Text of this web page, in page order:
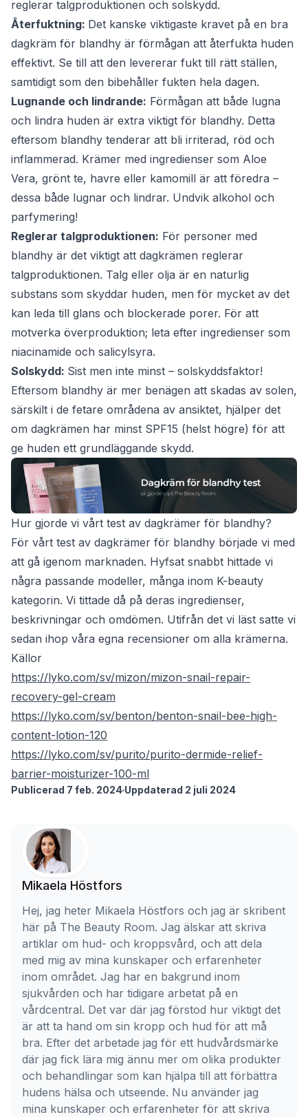
reglerar talgproduktionen och solskydd.
Återfuktning: Det kanske viktigaste kravet på en bra
dagkräm för blandhy är förmågan att återfukta huden
effektivt. Se till att den levererar fukt till rätt ställen,
samtidigt som den bibehåller fukten hela dagen.
Lugnande och lindrande: Förmågan att både lugna
och lindra huden är extra viktigt för blandhy. Detta
eftersom blandhy tenderar att bli irriterad, röd och
inflammerad. Krämer med ingredienser som Aloe
Vera, grönt te, havre eller kamomill är att föredra –
dessa både lugnar och lindrar. Undvik alkohol och
parfymering!
Reglerar talgproduktionen: För personer med
blandhy är det viktigt att dagkrämen reglerar
talgproduktionen. Talg eller olja är en naturlig
substans som skyddar huden, men för mycket av det
kan leda till glans och blockerade porer. För att
motverka överproduktion; leta efter ingredienser som
niacinamide och salicylsyra.
Solskydd: Sist men inte minst – solskyddsfaktor!
Eftersom blandhy är mer benägen att skadas av solen,
särskilt i de fetare områdena av ansiktet, hjälper det
om dagkrämen har minst SPF15 (helst högre) för att
ge huden ett grundläggande skydd.
Hur gjorde vi vårt test av dagkrämer för blandhy?
För vårt test av dagkrämer för blandhy började vi med
att gå igenom marknaden. Hyfsat snabbt hittade vi
några passande modeller, många inom K-beauty
kategorin. Vi tittade då på deras ingredienser,
beskrivningar och omdömen. Utifrån det vi läst satte vi
sedan ihop våra egna recensioner om alla krämerna.
Källor
https://lyko.com/sv/mizon/mizon-snail-repair-
recovery-gel-cream
https://lyko.com/sv/benton/benton-snail-bee-high-
content-lotion-120
https://lyko.com/sv/purito/purito-dermide-relief-
barrier-moisturizer-100-ml
Publicerad 7 feb. 2024 Uppdaterad 2 juli 2024
Mikaela Höstfors
Hej, jag heter Mikaela Höstfors och jag är skribent
här på The Beauty Room. Jag älskar att skriva
artiklar om hud- och kroppsvård, och att dela
med mig av mina kunskaper och erfarenheter
inom området. Jag har en bakgrund inom
sjukvården och har tidigare arbetat på en
vårdcentral. Det var där jag förstod hur viktigt det
är att ta hand om sin kropp och hud för att må
bra. Efter det arbetade jag för ett hudvårdsmärke
där jag fick lära mig ännu mer om olika produkter
och behandlingar som kan hjälpa till att förbättra
hudens hälsa och utseende. Nu använder jag
mina kunskaper och erfarenheter för att skriva